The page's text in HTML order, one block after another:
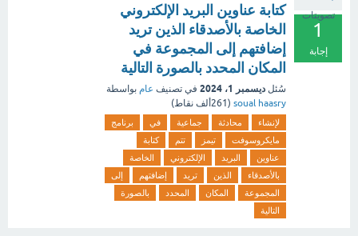
تصويتات
1
إجابة
كتابة عناوين البريد الإلكتروني
الخاصة بالأصدقاء الذين تريد
إضافتهم إلى المجموعة في
المكان المحدد بالصورة التالية
سُئل ديسمبر 1، 2024 في تصنيف عام بواسطة
soual haasry
( 261ألف نقاط)
لإنشاء محادثة جماعية في
برنامج
مايكروسوفت
تيمز تتم
كتابة
عناوين
البريد الإلكتروني
الخاصة
بالأصدقاء
الذين تريد إضافتهم
إلى
المجموعة
المكان المحدد
بالصورة
التالية